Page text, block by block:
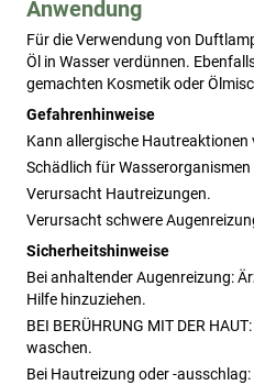
Anwendung
Für die Verwendung von
Öl in Wasser verdünnen.
gemachten Kosmetik oder
Gefahrenhinweise
Kann allergische Hautreaktionen
Schädlich für
Verursacht Hautreizungen.
Verursacht schwere
Sicherheitshinweise
Bei anhaltender Augenreizung:
Hilfe hinzuziehen.
BEI BERÜHRUNG MIT DER
waschen.
Bei Hautreizung oder -